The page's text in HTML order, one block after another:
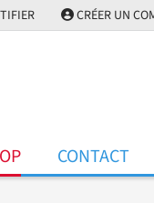
CRÉER UN
CONTACT